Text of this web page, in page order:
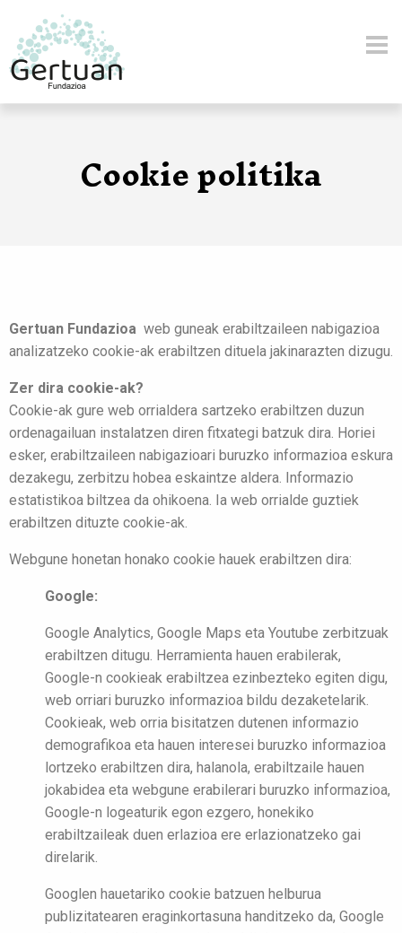
Cookie politika
Gertuan Fundazioa web guneak erabiltzaileen nabigazioa
analizatzeko cookie-ak erabiltzen dituela jakinarazten dizugu.
Zer dira cookie-ak?
Cookie-ak gure web orrialdera sartzeko erabiltzen duzun
ordenagailuan instalatzen diren fitxategi batzuk dira. Horiei
esker, erabiltzaileen nabigazioari buruzko informazioa eskura
dezakegu, zerbitzu hobea eskaintze aldera. Informazio
estatistikoa biltzea da ohikoena. Ia web orrialde guztiek
erabiltzen dituzte cookie-ak.
Webgune honetan honako cookie hauek erabiltzen dira:
Google:
Google Analytics, Google Maps eta Youtube zerbitzuak
erabiltzen ditugu. Herramienta hauen erabilerak,
Google-n cookieak erabiltzea ezinbezteko egiten digu,
web orriari buruzko informazioa bildu dezaketelarik.
Cookieak, web orria bisitatzen dutenen informazio
demografikoa eta hauen interesei buruzko informazioa
lortzeko erabiltzen dira, halanola, erabiltzaile hauen
jokabidea eta webgune erabilerari buruzko informazioa,
Google-n logeaturik egon ezgero, honekiko
erabiltzaileak duen erlazioa ere erlazionatzeko gai
direlarik.
Googlen hauetariko cookie batzuen helburua
publizitatearen eraginkortasuna handitzeko da, Google